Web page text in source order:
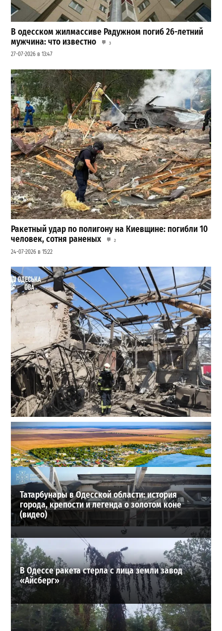
В одесском жилмассиве Радужном погиб 26-летний
мужчина: что известно
3
27-07-2026 в 13:47
Ракетный удар по полигону на Киевщине: погибли 10
человек, сотня раненых
2
24-07-2026 в 15:22
В Одессе выросло число пострадавших после атаки
реактивных дронов (фото)
2
24-07-2026 в 14:29
ВИБОР РЕДАКЦИИ
Татарбунары в Одесской области: история
города, крепости и легенда о золотом коне
(видео)
В Одессе ракета стерла с лица земли завод
«Айсберг»